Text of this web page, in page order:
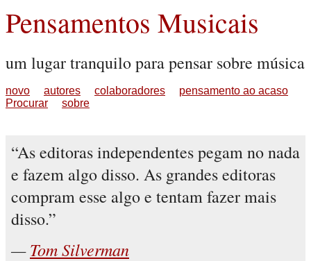
Pensamentos Musicais
um lugar tranquilo para pensar sobre música
novo autores colaboradores
pensamento ao acaso
Procurar
sobre
As editoras independentes pegam no nada
e fazem algo disso. As grandes editoras
compram esse algo e tentam fazer mais
disso.
Tom Silverman